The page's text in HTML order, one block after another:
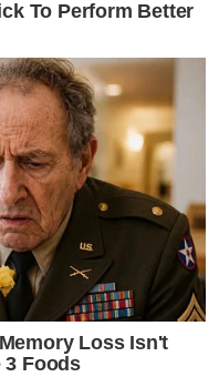
To Perform Better
Loss Isn't
3 Foods